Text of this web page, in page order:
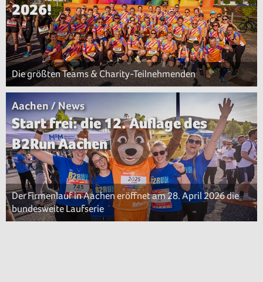
2026!
Die größten Teams & Charity-Teilnehmenden
Aachen / News
Start frei: die 12. Auflage des
B2Run Aachen
Der Firmenlauf in Aachen eröffnet am 28. April 2026 die
bundesweite Laufserie